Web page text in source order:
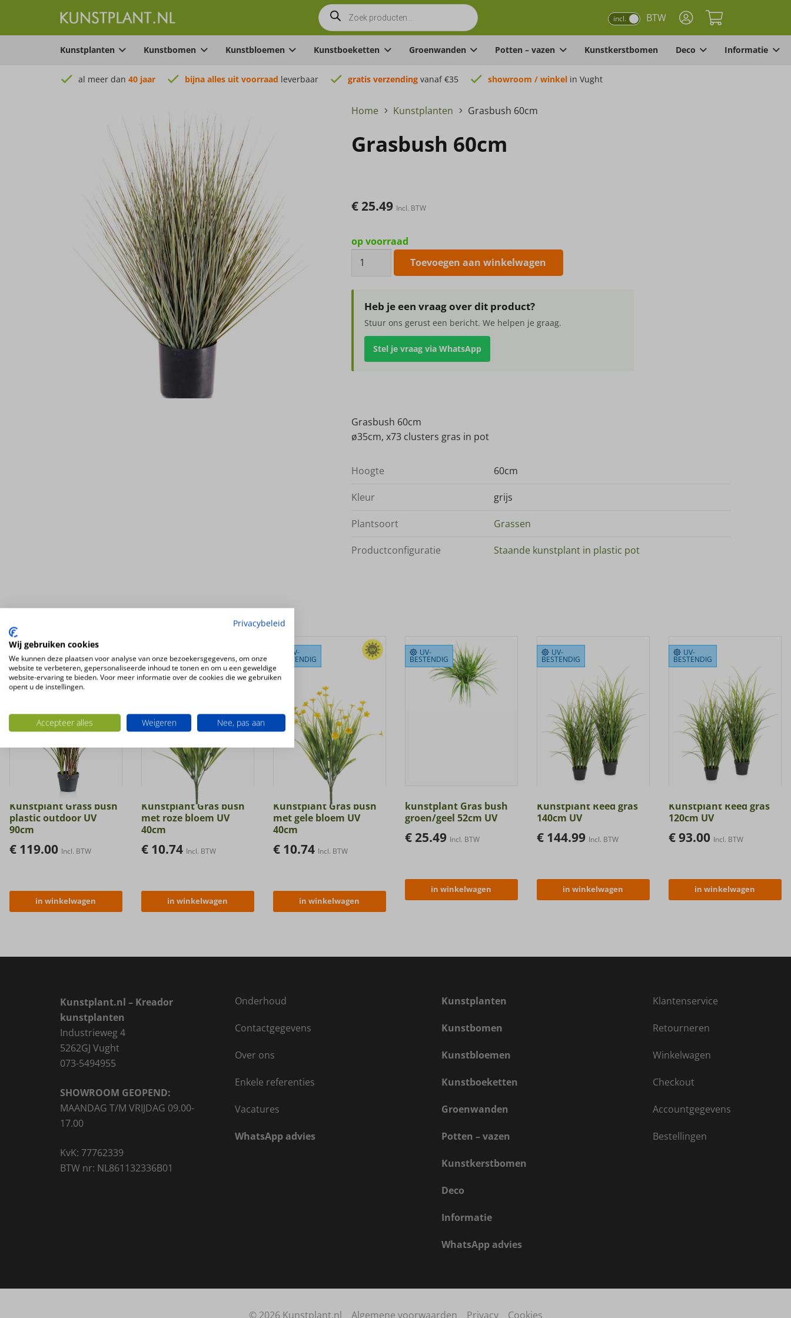
Producten
zoeken incl. BTW
Kunstplanten Kunstbomen Kunstbloemen Kunstboeketten Groenwanden Potten – vazen Kunstkerstbomen Deco Informatie
al meer dan 40 jaar bijna alles uit voorraad leverbaar gratis verzending vanaf €35 showroom / winkel in Vught
Home Kunstplanten Grasbush 60cm
Grasbush 60cm
€25.49 Incl. BTW
op voorraad
Grasbush
aantal
Toevoegen aan winkelwagen
Heb je een vraag over dit product?
Stuur ons gerust een bericht. We helpen je graag.
Stel je vraag via WhatsApp
Grasbush 60cm
ø35cm, x73 clusters gras in pot
Hoogte 60cm
Kleur grijs
Plantsoort Grassen
Productconfiguratie Staande kunstplant in plastic pot
Ook interessant
Kunstplant Grass bush
plastic outdoor UV
90cm
€ 119.00 Incl. BTW
in winkelwagen
UV-
BESTENDIG
Kunstplant Gras bush
met roze bloem UV
40cm
€10.74 Incl. BTW
in winkelwagen
BESTENDIG
Kunstplant Gras bush
met gele bloem UV
40cm
€10.74 Incl. BTW
in winkelwagen
UV-
BESTENDIG
kunstplant Gras bush
groen/geel 52cm UV
€25.49 Incl. BTW
in winkelwagen
UV-
BESTENDIG
Kunstplant Reed gras
140cm UV
€144.99 Incl. BTW
in winkelwagen
UV-
BESTENDIG
Kunstplant Reed gras
120cm UV
€93.00 Incl. BTW
in winkelwagen
UV-
BESTENDIG
Kunstplant.nl – Kreador
kunstplanten
Industrieweg 4
5262GJ Vught
073-5494955
SHOWROOM GEOPEND:
MAANDAG T/M VRIJDAG 09.00-
17.00
KvK: 77762339
BTW nr: NL861132336B01
Onderhoud
Contactgegevens
Over ons
Enkele referenties
Vacatures
WhatsApp advies
Kunstplanten
Kunstbomen
Kunstbloemen
Kunstboeketten
Groenwanden
Potten – vazen
Kunstkerstbomen
Deco
Informatie
WhatsApp advies
Klantenservice
Retourneren
Winkelwagen
Checkout
Accountgegevens
Bestellingen
© 2026 Kunstplant.nl Algemene voorwaarden Privacy Cookies
Privacybeleid
Wij gebruiken cookies
We kunnen deze plaatsen voor analyse van onze bezoekersgegevens, om onze
website te verbeteren, gepersonaliseerde inhoud te tonen en om u een geweldige
website-ervaring te bieden. Voor meer informatie over de cookies die we gebruiken
opent u de instellingen.
Accepteer alles Weigeren Nee, pas aan